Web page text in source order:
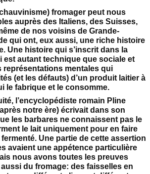
fromager peut nous
auprès des Italiens, des Suisses,
de nos voisins de Grande-
qui ont, eux aussi, une riche histoire
Une histoire qui s’inscrit dans la
est autant technique que sociale et
représentations mentales qui
(et les défauts) d’un produit laitier à
le fabrique et le consomme.
l’encyclopédiste romain Pline
après notre ère) écrivait dans son
les barbares ne connaissent pas le
le lait uniquement pour en faire
Une partie de cette assertion
avaient une appétence particulière
nous avons toutes les preuves
du fromage: des faisselles en